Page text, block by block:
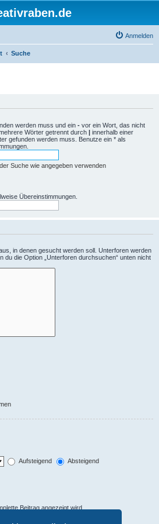
Anmelden
Suche
werden muss und ein - vor ein Wort, das nicht
Wörter getrennt durch | innerhalb einer
gefunden werden muss. Benutze ein * als
Suche wie angegeben verwenden
Übereinstimmungen.
in denen gesucht werden soll. Unterforen werden
du die Option „Unterforen durchsuchen“ unten nicht
Aufsteigend
Absteigend
Beitrag angezeigt wird.